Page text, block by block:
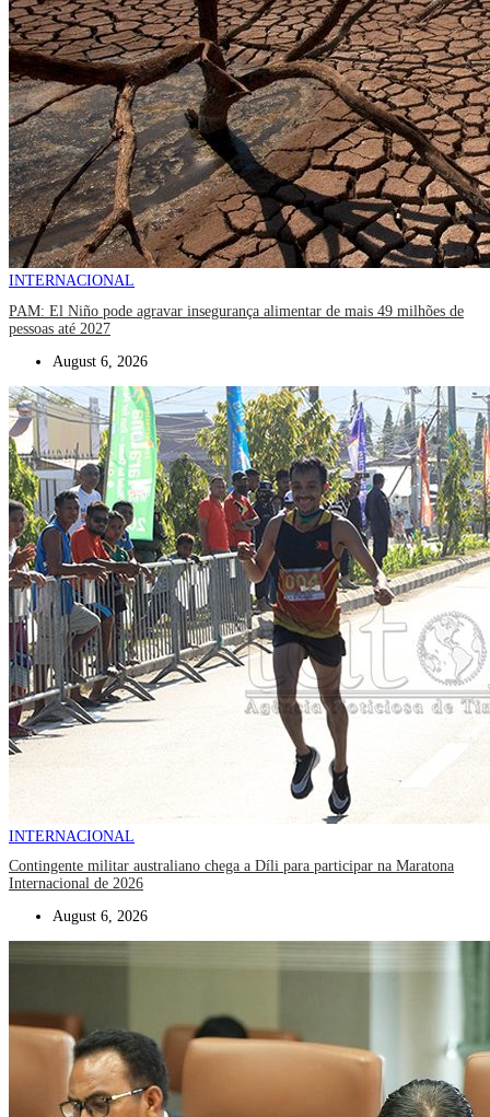
INTERNACIONAL
PAM: El Niño pode agravar insegurança alimentar de mais 49 milhões de
pessoas até 2027
August 6, 2026
INTERNACIONAL
Contingente militar australiano chega a Díli para participar na Maratona
Internacional de 2026
August 6, 2026